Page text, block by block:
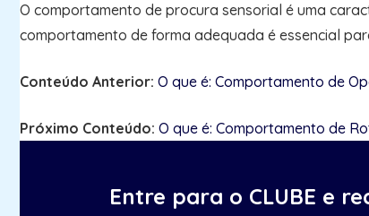
O comportamento de procura sensorial é uma
comportamento de forma adequada é essencial
Conteúdo Anterior: O que é: Comportamento de
Próximo Conteúdo: O que é: Comportamento de
Entre para o CLUBE e